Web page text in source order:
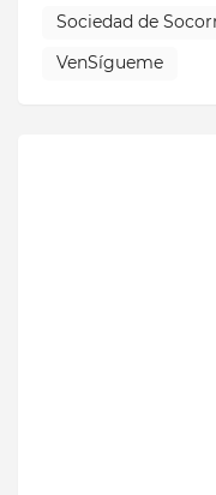
Sociedad de
VenSígueme